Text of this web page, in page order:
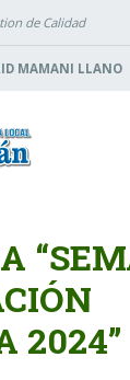
de Calidad
MAMANI LLANO
2024”